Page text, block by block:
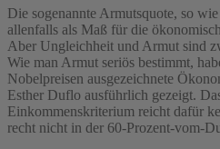
Die sogenannte Armutsquote, so
allenfalls als Maß für die
Aber Ungleichheit und Armut sind
Wie man Armut seriös bestimmt,
Nobelpreisen ausgezeichnete
Esther Duflo ausführlich gezeigt.
Einkommenskriterium reicht dafür
recht nicht in der 60-Prozent-vom-